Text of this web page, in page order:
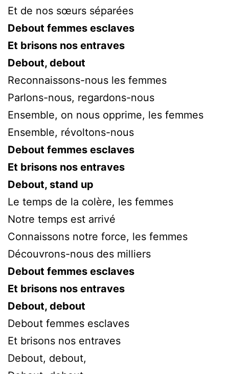
Et de nos sœurs séparées
Debout femmes esclaves
Et brisons nos entraves
Debout, debout
Reconnaissons-nous les femmes
Parlons-nous, regardons-nous
Ensemble, on nous opprime, les femmes
Ensemble, révoltons-nous
Debout femmes esclaves
Et brisons nos entraves
Debout, stand up
Le temps de la colère, les femmes
Notre temps est arrivé
Connaissons notre force, les femmes
Découvrons-nous des milliers
Debout femmes esclaves
Et brisons nos entraves
Debout, debout
Debout femmes esclaves
Et brisons nos entraves
Debout, debout,